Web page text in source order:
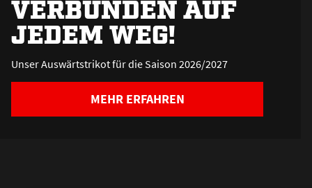
VERBUNDEN AUF
JEDEM WEG!
Unser Auswärtstrikot für die Saison 2026/2027
MEHR ERFAHREN